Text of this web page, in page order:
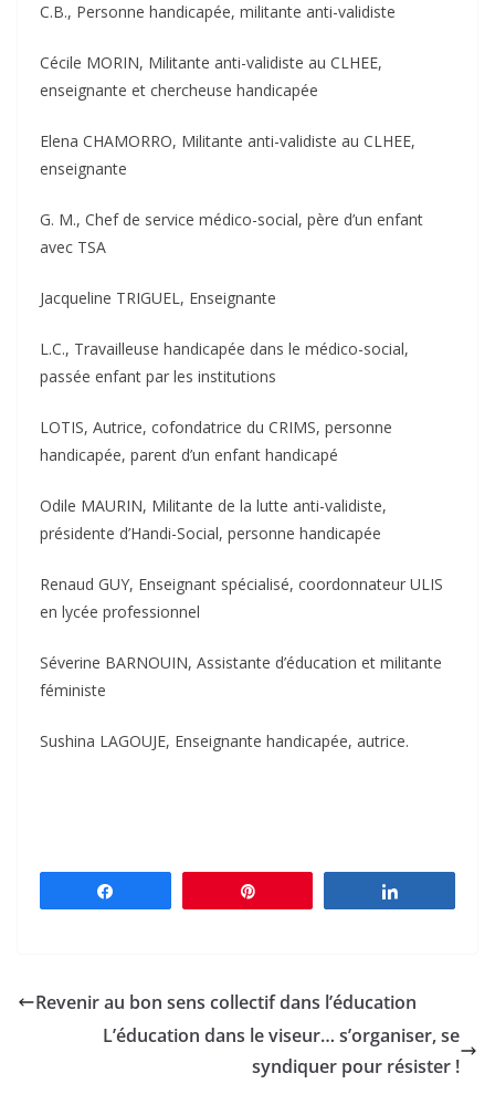
C.B., Personne handicapée, militante anti-validiste
Cécile MORIN, Militante anti-validiste au CLHEE,
enseignante et chercheuse handicapée
Elena CHAMORRO, Militante anti-validiste au CLHEE,
enseignante
G. M., Chef de service médico-social, père d’un enfant
avec TSA
Jacqueline TRIGUEL, Enseignante
L.C., Travailleuse handicapée dans le médico-social,
passée enfant par les institutions
LOTIS, Autrice, cofondatrice du CRIMS, personne
handicapée, parent d’un enfant handicapé
Odile MAURIN, Militante de la lutte anti-validiste,
présidente d’Handi-Social, personne handicapée
Renaud GUY, Enseignant spécialisé, coordonnateur ULIS
en lycée professionnel
Séverine BARNOUIN, Assistante d’éducation et militante
féministe
Sushina LAGOUJE, Enseignante handicapée, autrice.
Revenir au bon sens collectif dans l’éducation
L’éducation dans le viseur… s’organiser, se
syndiquer pour résister !